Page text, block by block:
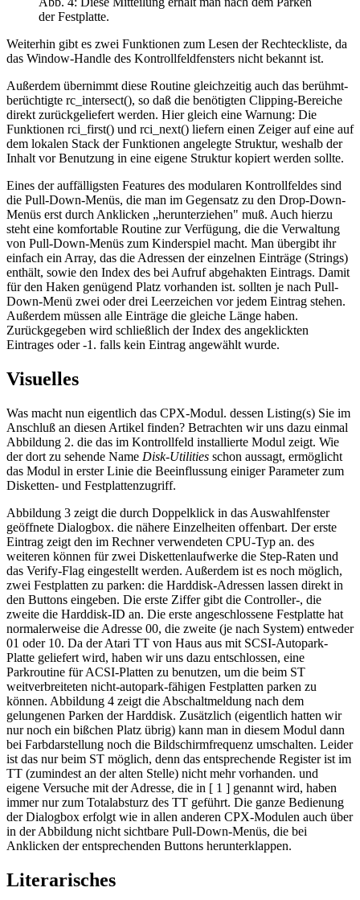
der Festplatte.
Weiterhin gibt es zwei Funktionen zum Lesen der Rechteckliste, da
das Window-Handle des Kontrollfeldfensters nicht bekannt ist.
Außerdem übernimmt diese Routine gleichzeitig auch das berühmt-
berüchtigte rc_intersect(), so daß die benötigten Clipping-Bereiche
direkt zurückgeliefert werden. Hier gleich eine Warnung: Die
Funktionen rci_first() und rci_next() liefern einen Zeiger auf eine auf
dem lokalen Stack der Funktionen angelegte Struktur, weshalb der
Inhalt vor Benutzung in eine eigene Struktur kopiert werden sollte.
Eines der auffälligsten Features des modularen Kontrollfeldes sind
die Pull-Down-Menüs, die man im Gegensatz zu den Drop-Down-
Menüs erst durch Anklicken „herunterziehen" muß. Auch hierzu
steht eine komfortable Routine zur Verfügung, die die Verwaltung
von Pull-Down-Menüs zum Kinderspiel macht. Man übergibt ihr
einfach ein Array, das die Adressen der einzelnen Einträge (Strings)
enthält, sowie den Index des bei Aufruf abgehakten Eintrags. Damit
für den Haken genügend Platz vorhanden ist. sollten je nach Pull-
Down-Menü zwei oder drei Leerzeichen vor jedem Eintrag stehen.
Außerdem müssen alle Einträge die gleiche Länge haben.
Zurückgegeben wird schließlich der Index des angeklickten
Eintrages oder -1. falls kein Eintrag angewählt wurde.
Visuelles
Was macht nun eigentlich das CPX-Modul. dessen Listing(s) Sie im
Anschluß an diesen Artikel finden? Betrachten wir uns dazu einmal
Abbildung 2. die das im Kontrollfeld installierte Modul zeigt. Wie
der dort zu sehende Name Disk-Utilities schon aussagt, ermöglicht
das Modul in erster Linie die Beeinflussung einiger Parameter zum
Disketten- und Festplattenzugriff.
Abbildung 3 zeigt die durch Doppelklick in das Auswahlfenster
geöffnete Dialogbox. die nähere Einzelheiten offenbart. Der erste
Eintrag zeigt den im Rechner verwendeten CPU-Typ an. des
weiteren können für zwei Diskettenlaufwerke die Step-Raten und
das Verify-Flag eingestellt werden. Außerdem ist es noch möglich,
zwei Festplatten zu parken: die Harddisk-Adressen lassen direkt in
den Buttons eingeben. Die erste Ziffer gibt die Controller-, die
zweite die Harddisk-ID an. Die erste angeschlossene Festplatte hat
normalerweise die Adresse 00, die zweite (je nach System) entweder
01 oder 10. Da der Atari TT von Haus aus mit SCSI-Autopark-
Platte geliefert wird, haben wir uns dazu entschlossen, eine
Parkroutine für ACSI-Platten zu benutzen, um die beim ST
weitverbreiteten nicht-autopark-fähigen Festplatten parken zu
können. Abbildung 4 zeigt die Abschaltmeldung nach dem
gelungenen Parken der Harddisk. Zusätzlich (eigentlich hatten wir
nur noch ein bißchen Platz übrig) kann man in diesem Modul dann
bei Farbdarstellung noch die Bildschirmfrequenz umschalten. Leider
ist das nur beim ST möglich, denn das entsprechende Register ist im
TT (zumindest an der alten Stelle) nicht mehr vorhanden. und
eigene Versuche mit der Adresse, die in [ 1 ] genannt wird, haben
immer nur zum Totalabsturz des TT geführt. Die ganze Bedienung
der Dialogbox erfolgt wie in allen anderen CPX-Modulen auch über
in der Abbildung nicht sichtbare Pull-Down-Menüs, die bei
Anklicken der entsprechenden Buttons herunterklappen.
Literarisches